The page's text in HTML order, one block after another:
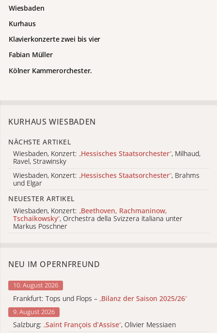
Wiesbaden
Kurhaus
Klavierkonzerte zwei bis vier
Fabian Müller
Kölner Kammerorchester.
KURHAUS WIESBADEN
NÄCHSTE ARTIKEL
Wiesbaden, Konzert: „Hessisches Staatsorchester“, Milhaud,
Ravel, Strawinsky
Wiesbaden, Konzert: „Hessisches Staatsorchester“, Brahms
und Elgar
NEUESTER ARTIKEL
Wiesbaden, Konzert: „Beethoven, Rachmaninow,
Tschaikowsky“, Orchestra della Svizzera italiana unter
Markus Poschner
NEU IM OPERNFREUND
10. August 2026
Frankfurt: Tops und Flops – „Bilanz der Saison 2025/26“
9. August 2026
Salzburg: „Saint François d’Assise“, Olivier Messiaen